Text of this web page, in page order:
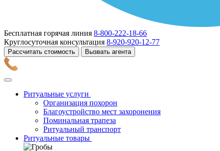
Бесплатная горячая линия 8-800-222-18-66
Круглосуточная консультация 8-920-920-12-77
Рассчитать стоимость Вызвать агента
Ритуальные услуги
Организация похорон
Благоустройство мест захоронения
Поминальная трапеза
Ритуальный транспорт
Ритуальные товары